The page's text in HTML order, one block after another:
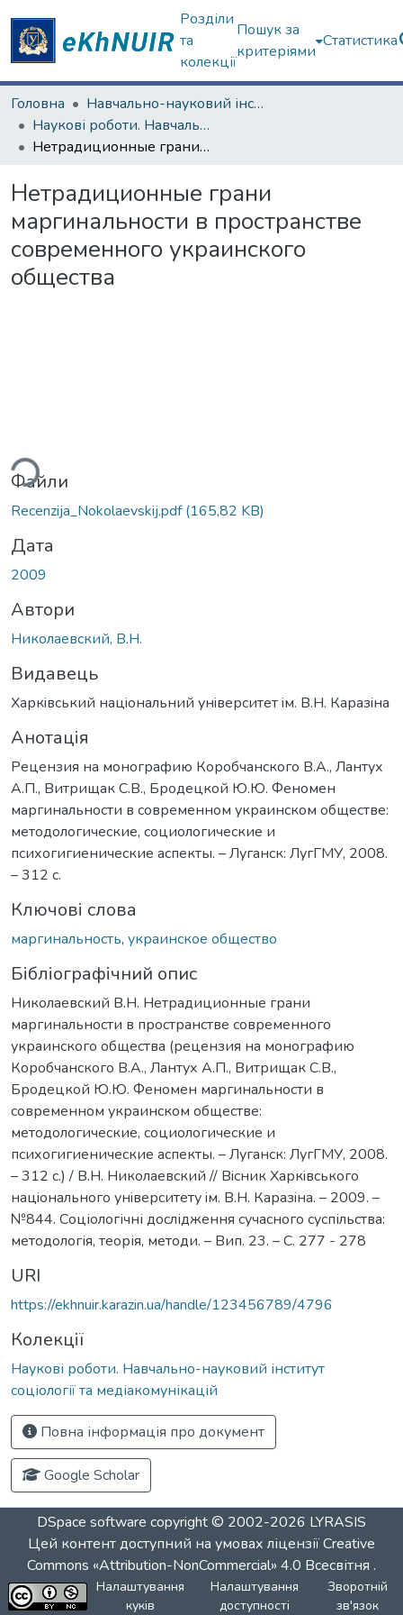
Розділи
та
колекції
Пошук за
критеріями
Статистика
Головна
Навчально-науковий інститут соціології та медіакомунікацій
Наукові роботи. Навчально-науковий інститут соціології та медіакомунікацій
Нетрадиционные грани маргинальности в пространстве современного украинского общества
Нетрадиционные грани
маргинальности в пространстве
современного украинского
общества
Файли
Recenzija_Nokolaevskij.pdf(165,82 KB)
Дата
2009
Автори
Николаевский, В.Н.
Видавець
Харкiвський нацiональний унiверситет iм. В.Н. Каразiна
Анотація
Рецензия на монографию Коробчанского В.А., Лантух
А.П., Витрищак С.В., Бродецкой Ю.Ю. Феномен
маргинальности в современном украинском обществе:
методологические, социологические и
психогигиенические аспекты. – Луганск: ЛугГМУ, 2008.
– 312 с.
Ключові слова
маргинальность, украинское общество
Бібліографічний опис
Николаевский В.Н. Нетрадиционные грани
маргинальности в пространстве современного
украинского общества (рецензия на монографию
Коробчанского В.А., Лантух А.П., Витрищак С.В.,
Бродецкой Ю.Ю. Феномен маргинальности в
современном украинском обществе:
методологические, социологические и
психогигиенические аспекты. – Луганск: ЛугГМУ, 2008.
– 312 с.) / В.Н. Николаевский // Вiсник Харкiвського
нацiонального унiверситету iм. В.Н. Каразiна. – 2009. –
№844. Соціологічні дослідження сучасного суспільства:
методологія, теорія, методи. – Вип. 23. – С. 277 - 278
URI
https://ekhnuir.karazin.ua/handle/123456789/4796
Колекції
Наукові роботи. Навчально-науковий інститут
соціології та медіакомунікацій
Повна інформація про документ
Google Scholar
DSpace software copyright © 2002-2026 LYRASIS
Цей контент доступний на умовах ліцензіїCreative
Commons «Attribution-NonCommercial» 4.0 Всесвітня .
Налаштування
куків
Налаштування
доступності
Зворотній
зв'язок